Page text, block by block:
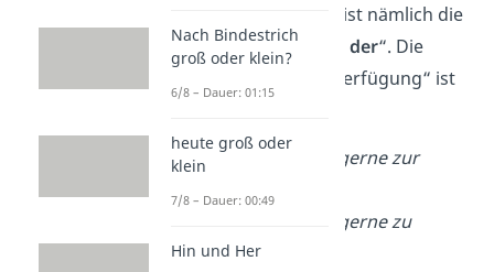
“ ist nämlich die
Abkürzung von „
zu der“. Die
Schreibweise „zu Verfügung“ ist
✓ Ich stehe Ihnen gerne zur
Ich stehe Ihnen gerne zu
Verfügung.
Nach Bindestrich
groß oder klein?
6/8 – Dauer: 01:15
heute groß oder
klein
7/8 – Dauer: 00:49
Hin und Her